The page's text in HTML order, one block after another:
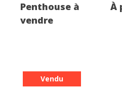
Penthouse à
vendre
À
Vendu